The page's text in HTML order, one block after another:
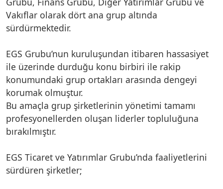
Vakıflar olarak dört ana grup altında
sürdürmektedir.
EGS Grubu’nun kuruluşundan itibaren hassasiyet
ile üzerinde durduğu konu birbiri ile rakip
konumundaki grup ortakları arasında dengeyi
korumak olmuştur.
Bu amaçla grup şirketlerinin yönetimi tamamı
profesyonellerden oluşan liderler topluluğuna
bırakılmıştır.
EGS Ticaret ve Yatırımlar Grubu’nda faaliyetlerini
sürdüren şirketler;